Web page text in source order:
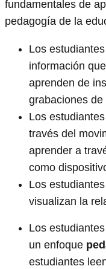
fundamentales de
pedagogía de la
Los
información
aprenden de
grabaciones de
Los
través del
aprender a
como
Los
visualizan la
Los
un enfoque
estudiantes